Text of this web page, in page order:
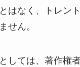
はなく、トレン
せん。
しては、著作権